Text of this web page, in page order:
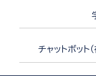
チャットボット